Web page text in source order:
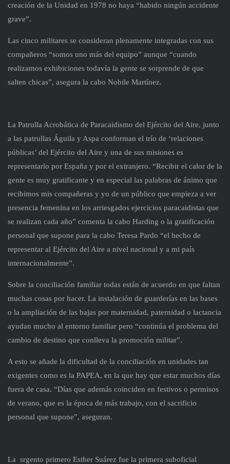
creación de la Unidad en 1978 no haya “habido ningún accidente
grave”.
Las cinco militares se consideran plenamente integradas con sus
compañeros “somos uno más del equipo” aunque “cuando
realizamos exhibiciones todavía la gente se sorprende de que
salten chicas”, asegura la cabo Nobile Martínez.
La Patrulla Acrobática de Paracaidismo del Ejército del Aire, junto
a las patrullas Águila y Aspa conforman el trío de ‘relaciones
públicas’ del Ejército del Aire y una de sus misiones es
representarlo por España y por el extranjero. “Recibir el calor de la
gente es muy gratificante y en especial las palabras de ánimo que
recibimos mis compañeras y yo de un público que empieza a ver
presencia femenina en los arriesgados ejercicios paracaidistas que
se realizan cada año” comenta la cabo Harding o la gratificación
personal que supone para la cabo Teresa Pardo “el hecho de
representar al Ejército del Aire a nivel nacional y a mi país
internacionalmente”.
Sobre la conciliación familiar todas están de acuerdo en que faltan
muchas cosas por hacer. La instalación de guarderías en las bases
o la ampliación de las bajas por maternidad, paternidad o lactancia
ayudan mucho al entorno familiar pero “continúa el problema del
cambio de destino que conlleva la promoción militar”.
A esto se añade la dificultad de la conciliación en unidades tan
exigentes como es la PAPEA, en la que hay que estar muchos días
fuera de casa. “Días que además coinciden en festivos o permisos
de verano, que es la época de más trabajo, con el sacrificio
personal que supone”, aseguran.
La srgento primero Esther Suárez fue la primera suboficial